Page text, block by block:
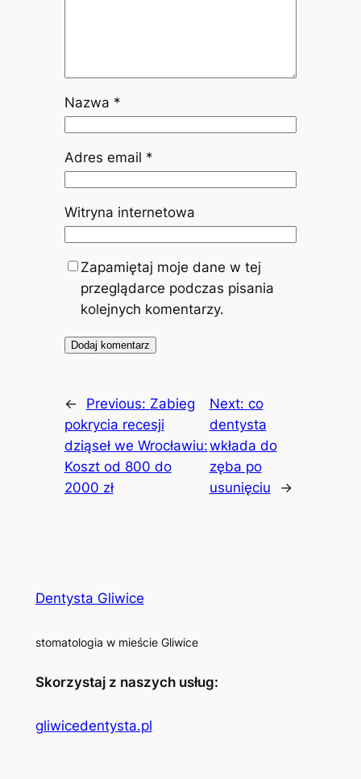
Nazwa *
Adres email *
Witryna internetowa
Zapamiętaj moje dane w tej
przeglądarce podczas pisania
kolejnych komentarzy.
← Previous: Zabieg
pokrycia recesji
dziąseł we Wrocławiu:
Koszt od 800 do
2000 zł
Next: co
dentysta
wkłada do
zęba po
usunięciu
→
Dentysta Gliwice
stomatologia w mieście Gliwice
Skorzystaj z naszych usług:
gliwicedentysta.pl